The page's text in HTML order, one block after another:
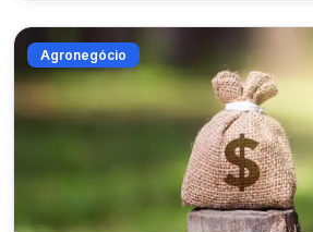
Agronegócio